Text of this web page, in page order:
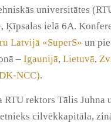
universitātes
Ķīpsalas ielā 6A.
Latvijā «SuperS» un
–Igaunijā,Lietuvā,
NCC).
rektors Tālis
cilvēkkapitāla,